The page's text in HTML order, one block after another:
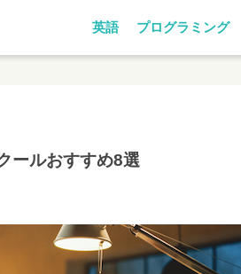
英語 プログラミング
ールおすすめ8選